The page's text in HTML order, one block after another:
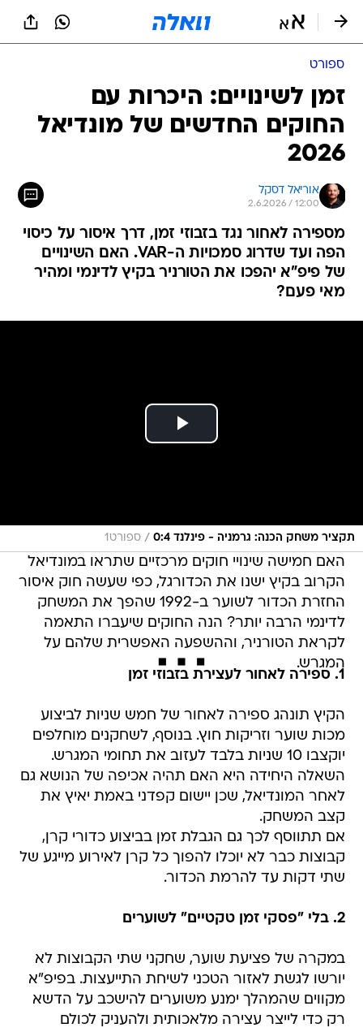
ספורט
זמן לשינויים: היכרות עם
החוקים החדשים של מונדיאל
2026
אוריאל דסקל
2.6.2026 / 12:00
מספירה לאחור נגד בזבוזי זמן, דרך איסור על כיסוי
הפה ועד שדרוג סמכויות ה-VAR. האם השינויים
של פיפ"א יהפכו את הטורניר בקיץ לדינמי ומהיר
מאי פעם?
תקציר משחק הכנה: גרמניה - פינלנד 0:4 / ספורט1
האם חמישה שינויי חוקים מרכזיים שתראו במונדיאל
הקרוב בקיץ ישנו את הכדורגל, כפי שעשה חוק איסור
החזרת הכדור לשוער ב-1992 שהפך את המשחק
לדינמי הרבה יותר? הנה החוקים שיעברו התאמה
לקראת הטורניר, וההשפעה האפשרית שלהם על
המגרש.
1. ספירה לאחור לעצירת בזבוזי זמן
הקיץ תונהג ספירה לאחור של חמש שניות לביצוע
מכות שוער וזריקות חוץ. בנוסף, לשחקנים מוחלפים
יוקצבו 10 שניות בלבד לעזוב את תחומי המגרש.
השאלה היחידה היא האם תהיה אכיפה של הנושא גם
לאחר המונדיאל, שכן יישום קפדני באמת יאיץ את
קצב המשחק.
אם תתווסף לכך גם הגבלת זמן בביצוע כדורי קרן,
קבוצות כבר לא יוכלו להפוך כל קרן לאירוע מייגע של
שתי דקות עד להרמת הכדור.
2. בלי "פסקי זמן טקטיים" לשוערים
במקרה של פציעת שוער, שחקני שתי הקבוצות לא
יורשו לגשת לאזור הטכני לשיחת התייעצות. בפיפ"א
מקווים שהמהלך ימנע משוערים להישכב על הדשא
רק כדי לייצר עצירה מלאכותית ולהעניק לכולם